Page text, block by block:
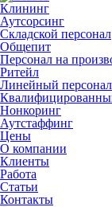
Клининг
Аутсорсинг
Складской персонал
Общепит
Персонал на
Ритейл
Линейный персонал
Нонкоринг
Аутстаффинг
Цены
О компании
Клиенты
Работа
Статьи
Контакты